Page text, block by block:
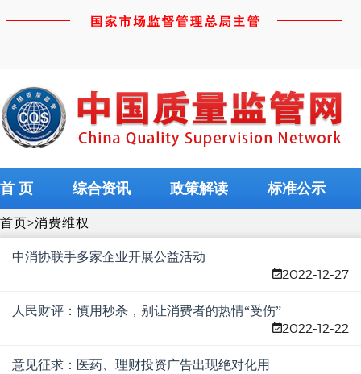
首 页 综合资讯 政策解读 标准公示
首页>消费维权
中消协联手多家企业开展公益活动
2022-12-27
人民财评：慎用秒杀，别让消费者的热情“受伤”
2022-12-22
意见征求：医药、理财投资广告出现绝对化用